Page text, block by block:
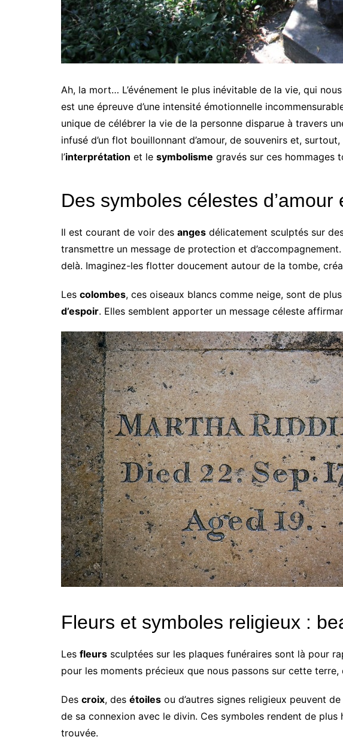
Ah, la mort… L’événement le plus inévitable de la vie, qui
est une épreuve d’une intensité émotionnelle
unique de célébrer la vie de la personne disparue à travers
infusé d’un flot bouillonnant d’amour, de souvenirs et,
l’interprétation et le symbolisme gravés sur ces hommages
Des symboles célestes
Il est courant de voir des anges délicatement sculptés sur
transmettre un message de protection et
delà. Imaginez-les flotter doucement autour de la tombe,
Les colombes, ces oiseaux blancs comme neige, sont de
d’espoir. Elles semblent apporter un message céleste
Fleurs et symboles religieux :
Les fleurs sculptées sur les plaques funéraires sont là pour
pour les moments précieux que nous passons sur cette
Des croix, des étoiles ou d’autres signes religieux peuvent
de sa connexion avec le divin. Ces symboles rendent de
trouvée.